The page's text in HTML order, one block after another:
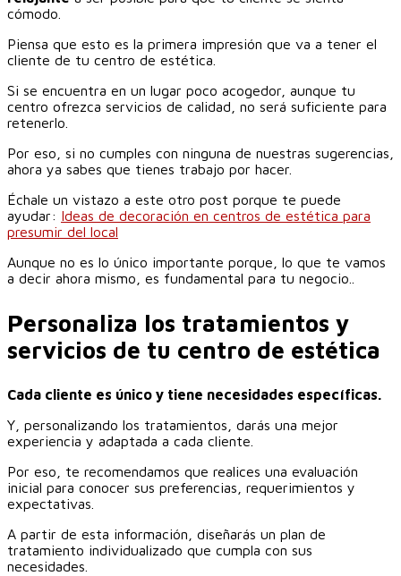
cómodo.
Piensa que esto es la primera impresión que va a tener el
cliente de tu centro de estética.
Si se encuentra en un lugar poco acogedor, aunque tu
centro ofrezca servicios de calidad, no será suficiente para
retenerlo.
Por eso, si no cumples con ninguna de nuestras sugerencias,
ahora ya sabes que tienes trabajo por hacer.
Échale un vistazo a este otro post porque te puede
ayudar: Ideas de decoración en centros de estética para
presumir del local
Aunque no es lo único importante porque, lo que te vamos
a decir ahora mismo, es fundamental para tu negocio..
Personaliza los tratamientos y
servicios de tu centro de estética
Cada cliente es único y tiene necesidades específicas.
Y, personalizando los tratamientos, darás una mejor
experiencia y adaptada a cada cliente.
Por eso, te recomendamos que realices una evaluación
inicial para conocer sus preferencias, requerimientos y
expectativas.
A partir de esta información, diseñarás un plan de
tratamiento individualizado que cumpla con sus
necesidades.